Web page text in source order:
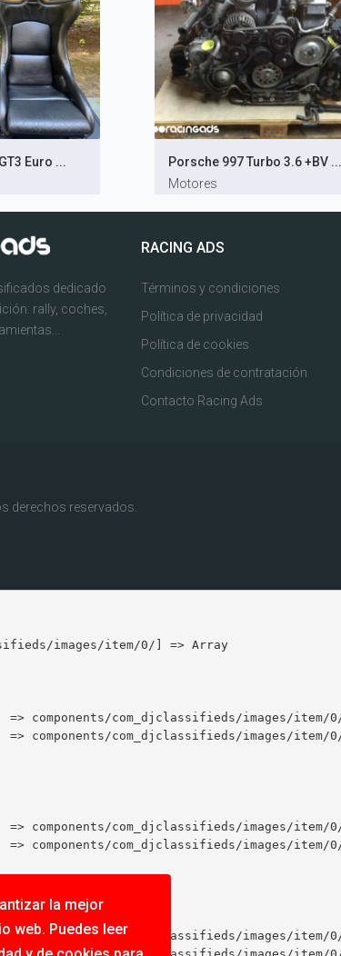
Euro ...
Porsche 997 Turbo 3.6 +BV ...
Motores
dedicado
rally, coches,
RACING ADS
Términos y condiciones
Política de privacidad
Política de cookies
Condiciones de contratación
Contacto Racing Ads
derechos reservados.
la mejor
web. Puedes leer